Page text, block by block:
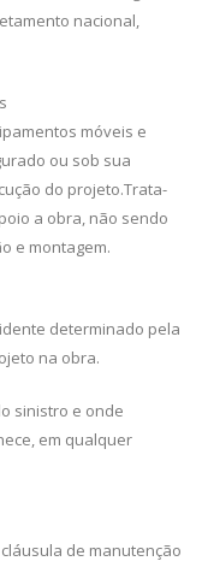
nacional,
móveis e
ou sob sua
do projeto.Trata-
a obra, não sendo
e montagem.
determinado pela
na obra.
sinistro e onde
em qualquer
de manutenção